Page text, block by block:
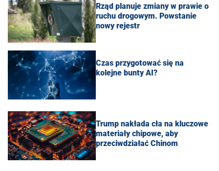
Rząd planuje zmiany w prawie o
ruchu drogowym. Powstanie
nowy rejestr
Czas przygotować się na
kolejne bunty AI?
Trump nakłada cła na kluczowe
materiały chipowe, aby
przeciwdziałać Chinom